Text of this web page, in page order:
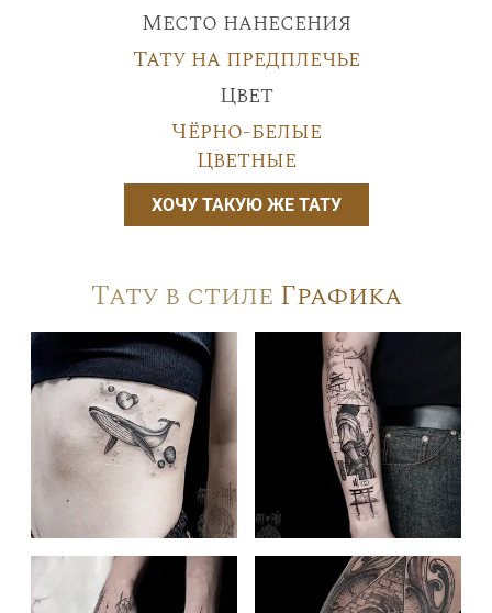
Место нанесения
Тату на предплечье
Цвет
Чёрно-белые
Цветные
ХОЧУ ТАКУЮ ЖЕ ТАТУ
Тату в стиле Графика